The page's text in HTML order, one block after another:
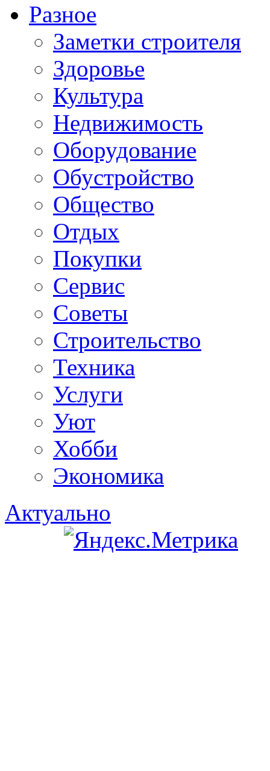
Разное
Заметки строителя
Здоровье
Культура
Недвижимость
Оборудование
Обустройство
Общество
Отдых
Покупки
Сервис
Советы
Строительство
Техника
Услуги
Уют
Хобби
Экономика
Актуально